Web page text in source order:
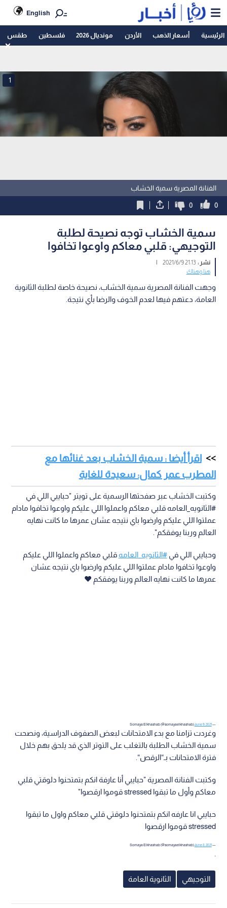
English
الرئيسية أسعار الذهب الأردن مونديال 2026 فلسطين طقس
الفنانة المصرية سمية الخشاب
1
0
0
سمية الخشاب توجه نصيحة لطلبة
التوجيهي: قلبي معاكم واوعوا تخافوا
نشر :21:13 2021/6/9
|
هنا وهناك
وجهت الفنانة المصرية سمية الخشاب، نصيحة خاصة لطلبة الثانوية
العامة، دعتهم فيها لعدم الخوف والرضا بأي نتيجة.
اقرأ أيضا : سمية الخشاب بعد غنائها مع
المطرب عمر كمال: سعيدة للغاية
وكتبت الخشاب عبر صفحتها الرسمية على تويتر "حبايبي اللي في
#الثانويه_العامه قلبي معاكم واعملوا اللي عليكم واوعوا تخافوا مادام
عملتوا اللي عليكم وارضوا باي نتيجه عشان عمرها ما كانت نهايه
العالم وربنا يوفقكم".
وحبايبي اللي في#الثانويه_العامهقلبي معاكم واعملوا اللي عليكم
واوعوا تخافوا مادام عملتوا اللي عليكم وارضوا باي نتيجه عشان
عمرها ما كانت نهايه العالم وربنا يوفقكم ♥️
— Somaya Elkhashab (@somayaelkhashab)
June 9, 2021
وغردت تزامنا مع بدء الامتحانات لبعض الصفوف الدراسية، ونصحت
سمية الخشاب الطلبة بالتغلب على التوتر الذي قد يلحق بهم خلال
فترة الامتحانات بـ“الرقص“.
وكتبت الفنانة المصرية "حبايبي أنا عارفة انكم بتمتحنوا دلوقتي قلبي
معاكم وأول ما تبقوا stressed قوموا ارقصوا"
حبايبي انا عارفه انكم بتمتحنوا دلوقتي قلبي معاكم واول ما تبقوا
stressed قوموا ارقصوا
— Somaya Elkhashab (@somayaelkhashab)
June 8, 2021
التوجيهي الثانوية العامة